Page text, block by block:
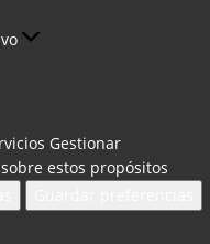
Gestionar
estos propósitos